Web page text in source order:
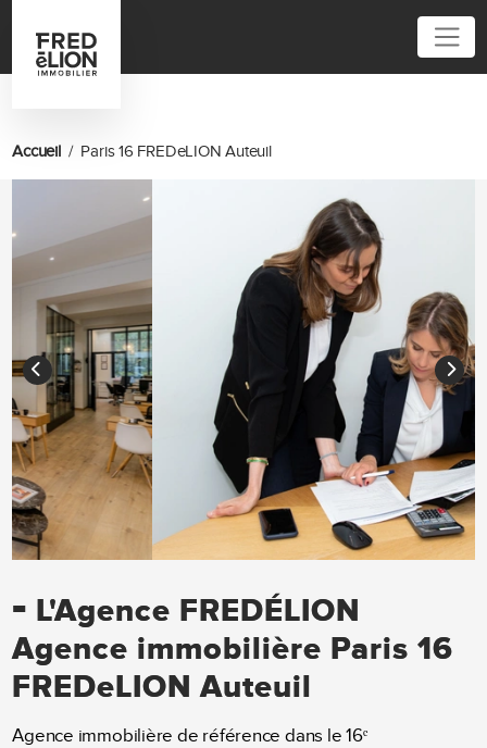
01 86 95 52 62
Accueil Paris 16 FREDeLION Auteuil
- L'Agence FREDÉLION
Agence immobilière Paris 16
FREDeLION Auteuil
Agence immobilière de référence dans le 16ᵉ